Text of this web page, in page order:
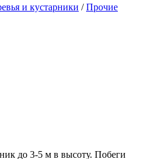
и кустарники /Прочие
до 3-5 м в высоту. Побеги